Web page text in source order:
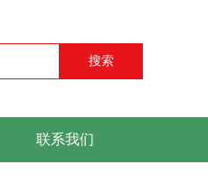
联系我们
搜索